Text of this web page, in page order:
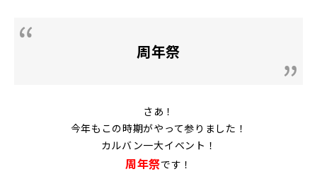
周年祭
さあ！
今年もこの時期がやって参りました！
カルバン一大イベント！
周年祭です！